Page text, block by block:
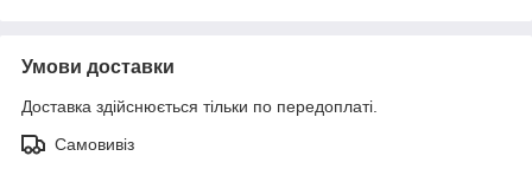
Умови доставки
Доставка здійснюється тільки по передоплаті.
Самовивіз